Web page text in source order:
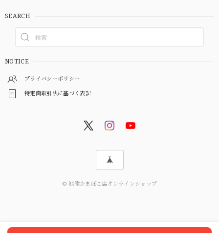
SEARCH
NOTICE
プライバシーポリシー
特定商取引法に基づく表記
© 池添かまぼこ店オンラインショップ